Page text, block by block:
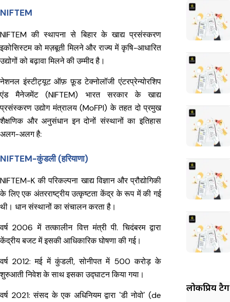
NIFTEM
NIFTEM की स्थापना से बिहार के खाद्य प्रसंस्करण
इकोसिस्टम को मज़बूती मिलने और राज्य में कृषि-आधारित
उद्योगों को बढ़ावा मिलने की उम्मीद है।
नेशनल इंस्टीट्यूट ऑफ़ फ़ूड टेक्नोलॉजी एंटरप्रेन्योरशिप
एंड मैनेजमेंट (NIFTEM) भारत सरकार के खाद्य
प्रसंस्करण उद्योग मंत्रालय (MoFPI) के तहत दो प्रमुख
शैक्षणिक और अनुसंधान इन दोनों संस्थानों का इतिहास
अलग-अलग है:
NIFTEM-कुंडली (हरियाणा)
NIFTEM-K की परिकल्पना खाद्य विज्ञान और प्रौद्योगिकी
के लिए एक अंतरराष्ट्रीय उत्कृष्टता केंद्र के रूप में की गई
थी। धान संस्थानों का संचालन करता है।
वर्ष 2006 में तत्कालीन वित्त मंत्री पी. चिदंबरम द्वारा
केंद्रीय बजट में इसकी आधिकारिक घोषणा की गई।
वर्ष 2012: मई में कुंडली, सोनीपत में ₹500 करोड़ के
शुरुआती निवेश के साथ इसका उद्घाटन किया गया।
वर्ष 2021: संसद के एक अधिनियम द्वारा 'डी नोवो' (de
लोकप्रिय टैग